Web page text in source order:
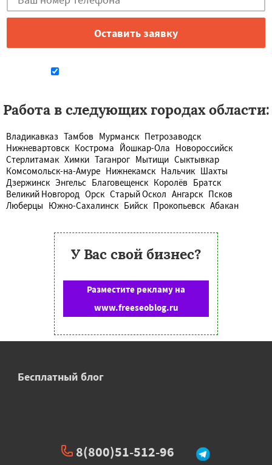
Работа в следующих городах области:
Владикавказ Тамбов Мурманск Петрозаводск
Нижневартовск Кострома Йошкар-Ола Новороссийск
Стерлитамак Химки Таганрог Мытищи Сыктывкар
Комсомольск-на-Амуре Нижнекамск Нальчик Шахты
Дзержинск Энгельс Благовещенск Королёв Братск
Великий Новгород Орск Старый Оскол Ангарск Псков
Люберцы Южно-Сахалинск Бийск Прокопьевск Абакан
У Вас свой бизнес?
Разместите рекламу на
www.freeseoblog.ru
Бесплатный блог
8(800)51-512-96